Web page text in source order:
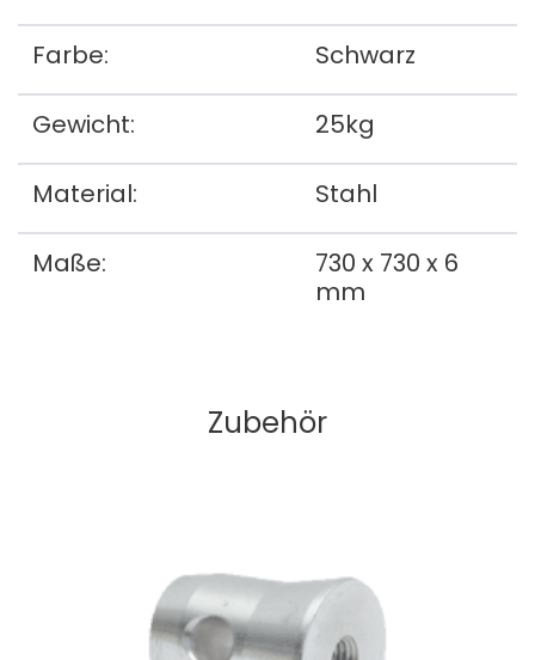
Farbe: Schwarz
Gewicht: 25kg
Material: Stahl
Maße:
730 x 730 x 6
mm
Zubehör